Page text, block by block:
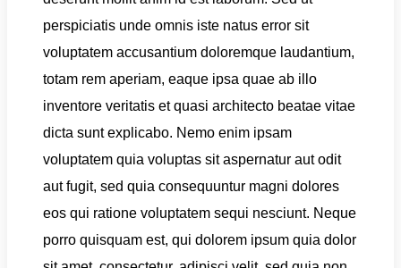
perspiciatis unde omnis iste natus error sit
voluptatem accusantium doloremque laudantium,
totam rem aperiam, eaque ipsa quae ab illo
inventore veritatis et quasi architecto beatae vitae
dicta sunt explicabo. Nemo enim ipsam
voluptatem quia voluptas sit aspernatur aut odit
aut fugit, sed quia consequuntur magni dolores
eos qui ratione voluptatem sequi nesciunt. Neque
porro quisquam est, qui dolorem ipsum quia dolor